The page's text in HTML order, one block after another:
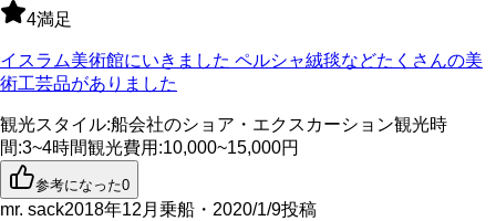
4満足
イスラム美術館にいきました ペルシャ絨毯などたくさんの美
術工芸品がありました
観光スタイル:船会社のショア・エクスカーション観光時
間:3~4時間観光費用 :10,000~15,000円
参考になった0
mr. sack2018年12月乗船・2020/1/9投稿